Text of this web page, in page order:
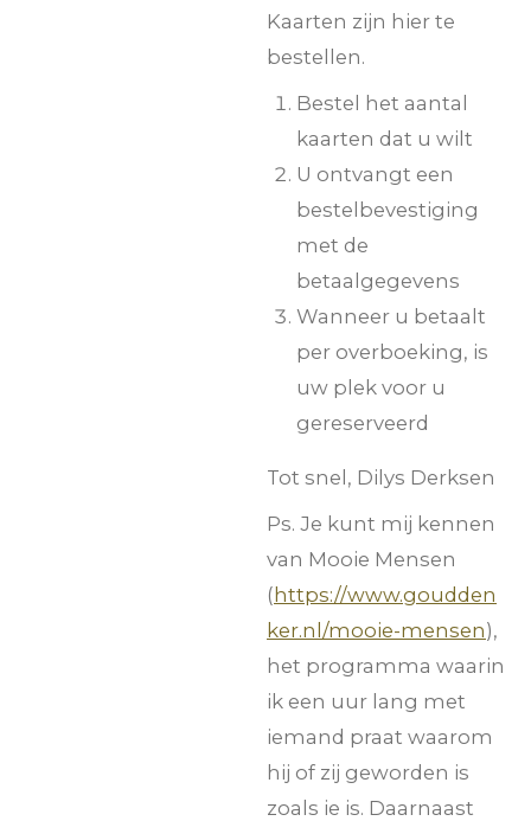
Kaarten zijn hier te
bestellen.
Bestel het aantal
kaarten dat u wilt
U ontvangt een
bestelbevestiging
met de
betaalgegevens
Wanneer u betaalt
per overboeking, is
uw plek voor u
gereserveerd
Tot snel, Dilys Derksen
Ps. Je kunt mij kennen
van Mooie Mensen
(https://www.goudden
ker.nl/mooie-mensen),
het programma waarin
ik een uur lang met
iemand praat waarom
hij of zij geworden is
zoals ie is. Daarnaast